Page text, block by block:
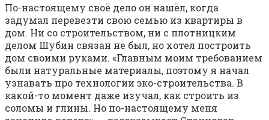
По-настоящему своё дело он нашёл, когда
задумал перевезти свою семью из квартиры в
дом. Ни со строительством, ни с плотницким
делом Шубин связан не был, но хотел построить
дом своими руками. «Главным моим требованием
были натуральные материалы, поэтому я начал
узнавать про технологии эко-строительства. В
какой-то момент даже изучал, как строить из
соломы и глины. Но по-настоящему меня